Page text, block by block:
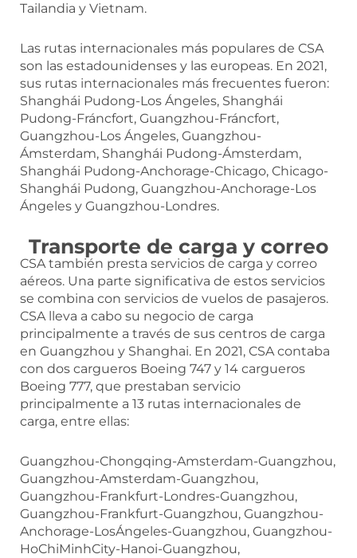
Tailandia y Vietnam.
Las rutas internacionales más populares de CSA
son las estadounidenses y las europeas. En 2021,
sus rutas internacionales más frecuentes fueron:
Shanghái Pudong-Los Ángeles, Shanghái
Pudong-Fráncfort, Guangzhou-Fráncfort,
Guangzhou-Los Ángeles, Guangzhou-
Ámsterdam, Shanghái Pudong-Ámsterdam,
Shanghái Pudong-Anchorage-Chicago, Chicago-
Shanghái Pudong, Guangzhou-Anchorage-Los
Ángeles y Guangzhou-Londres.
Transporte de carga y correo
CSA también presta servicios de carga y correo
aéreos. Una parte significativa de estos servicios
se combina con servicios de vuelos de pasajeros.
CSA lleva a cabo su negocio de carga
principalmente a través de sus centros de carga
en Guangzhou y Shanghai. En 2021, CSA contaba
con dos cargueros Boeing 747 y 14 cargueros
Boeing 777, que prestaban servicio
principalmente a 13 rutas internacionales de
carga, entre ellas:
Guangzhou-Chongqing-Amsterdam-Guangzhou,
Guangzhou-Amsterdam-Guangzhou,
Guangzhou-Frankfurt-Londres-Guangzhou,
Guangzhou-Frankfurt-Guangzhou, Guangzhou-
Anchorage-LosÁngeles-Guangzhou, Guangzhou-
HoChiMinhCity-Hanoi-Guangzhou,